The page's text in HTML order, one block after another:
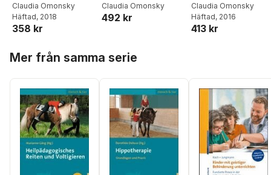
mit Straßenkreide
Claudia Omonsky
Häftad, 2018
358 kr
Claudia Omonsky
492 kr
Behinderung
fördern
Claudia Omonsky
Häftad, 2016
413 kr
Mer från samma serie